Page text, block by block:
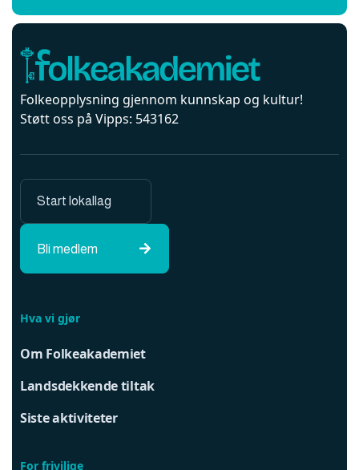
Folkeopplysning gjennom kunnskap og kultur!
Støtt oss på Vipps: 543162
Bli medlem 
Start lokallag
Hva vi gjør
Om Folkeakademiet
Landsdekkende tiltak
Siste aktiviteter
For frivilige